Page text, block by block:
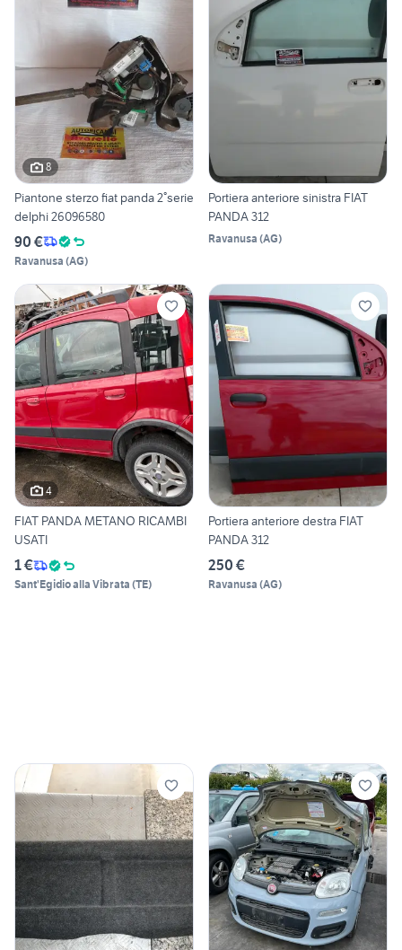
8
Piantone sterzo fiat panda 2°serie
delphi 26096580
90 €
Ravanusa (AG)
Portiera anteriore sinistra FIAT
PANDA 312
Ravanusa (AG)
4
FIAT PANDA METANO RICAMBI
USATI
1 €
Sant'Egidio alla Vibrata (TE)
Portiera anteriore destra FIAT
PANDA 312
250 €
Ravanusa (AG)